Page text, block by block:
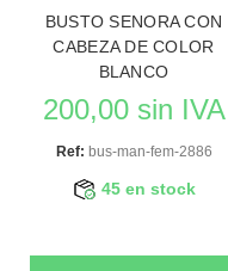
BUSTO SENORA CON
CABEZA DE COLOR
BLANCO
200,00 sin IVA
Ref: bus-man-fem-2886
45 en stock